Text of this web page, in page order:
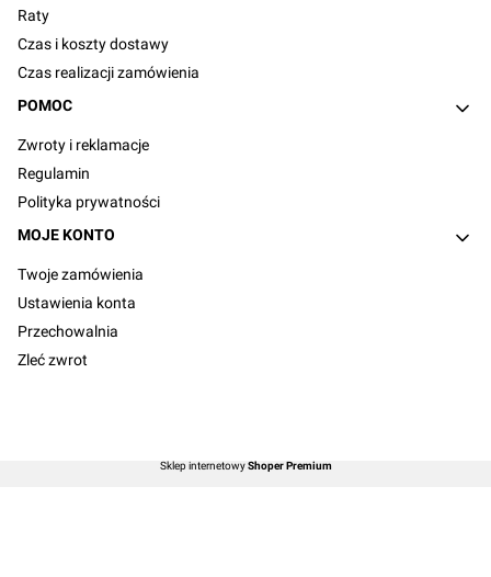
Raty
Czas i koszty dostawy
Czas realizacji zamówienia
POMOC
Zwroty i reklamacje
Regulamin
Polityka prywatności
MOJE KONTO
Twoje zamówienia
Ustawienia konta
Przechowalnia
Zleć zwrot
Sklep internetowyShoper Premium